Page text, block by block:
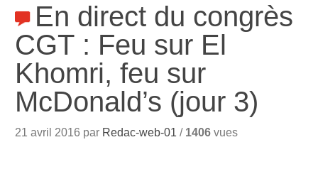
En direct du congrès
CGT : Feu sur El
Khomri, feu sur
McDonald’s (jour 3)
21 avril 2016 par Redac-web-01 / 1406 vues